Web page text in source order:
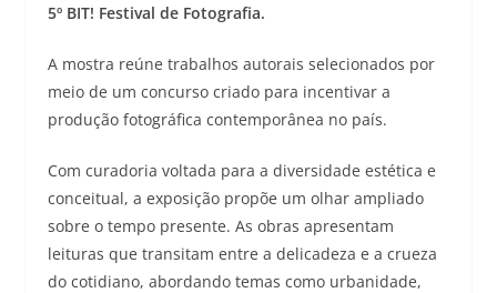
5º BIT! Festival de Fotografia.
A mostra reúne trabalhos autorais selecionados por
meio de um concurso criado para incentivar a
produção fotográfica contemporânea no país.
Com curadoria voltada para a diversidade estética e
conceitual, a exposição propõe um olhar ampliado
sobre o tempo presente. As obras apresentam
leituras que transitam entre a delicadeza e a crueza
do cotidiano, abordando temas como urbanidade,